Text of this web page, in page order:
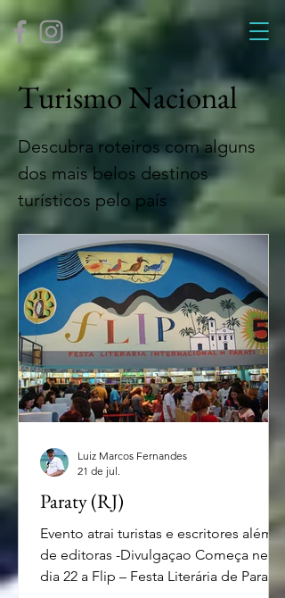
Turismo Nacional
Descubra roteiros com alguns
dos mais belos destinos
turísticos pelo país
Paraty (RJ)
Evento atrai turistas e escritores além
de editoras -Divulgaçao Começa neste
dia 22 a Flip – Festa Literária de Paraty
Luiz Marcos Fernandes
21 de jul.